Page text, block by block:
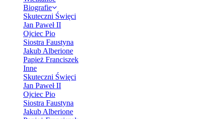
Biografie
Skuteczni Święci
Jan Paweł II
Ojciec Pio
Siostra Faustyna
Jakub Alberione
Papież Franciszek
Inne
Skuteczni Święci
Jan Paweł II
Ojciec Pio
Siostra Faustyna
Jakub Alberione